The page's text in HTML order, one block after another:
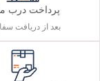
پرداخت درب
بعد از دریافت